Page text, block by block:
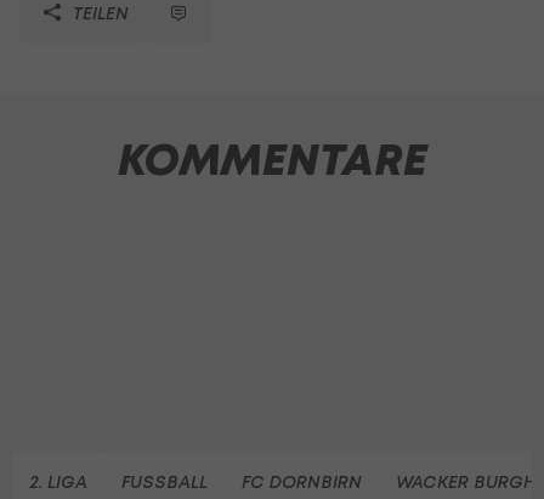
TEILEN
KOMMENTARE
2. LIGA FUSSBALL FC DORNBIRN WACKER